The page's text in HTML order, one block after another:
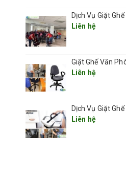
Liên hệ
Liên hệ
Liên hệ